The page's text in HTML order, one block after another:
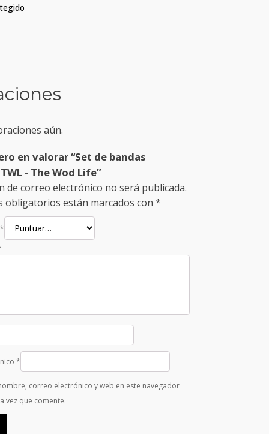
aún.
en valorar “Set de bandas
- The Wod Life”
de correo electrónico no será publicada.
obligatorios están marcados con *
*
*
correo electrónico y web en este navegador
vez que comente.